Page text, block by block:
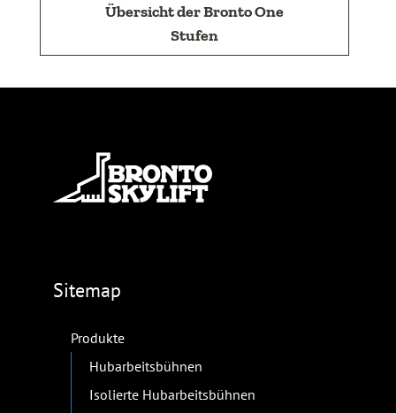
Übersicht der Bronto One
Stufen
Sitemap
Produkte
Hubarbeitsbühnen
Isolierte Hubarbeitsbühnen